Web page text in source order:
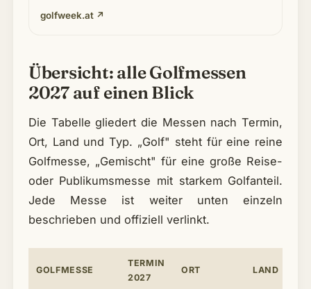
golfweek.at ↗
Übersicht: alle Golfmessen
2027 auf einen Blick
Die Tabelle gliedert die Messen nach Termin,
Ort, Land und Typ. „Golf" steht für eine reine
Golfmesse, „Gemischt" für eine große Reise-
oder Publikumsmesse mit starkem Golfanteil.
Jede Messe ist weiter unten einzeln
beschrieben und offiziell verlinkt.
GOLFMESSE
TERMIN
2027
ORT LAND